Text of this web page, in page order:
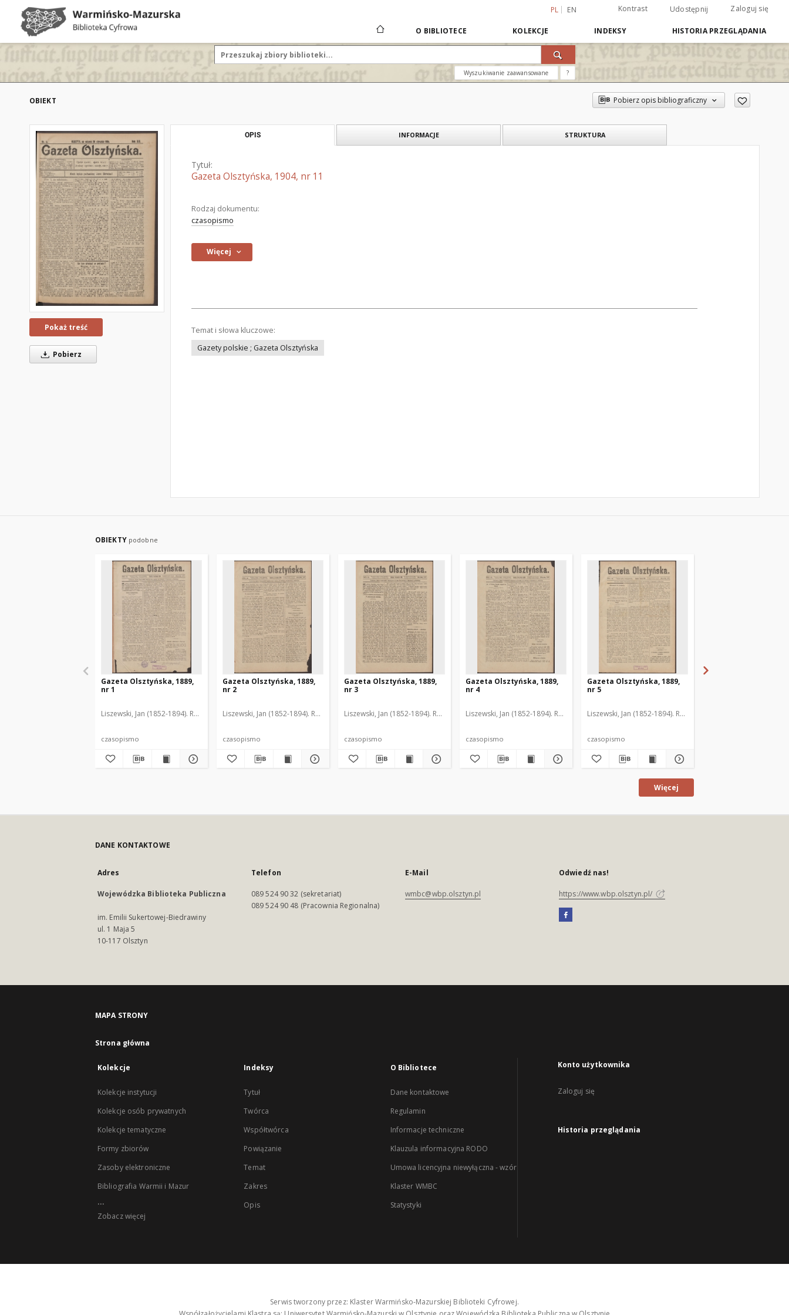
PL EN Kontrast Udostępnij Zaloguj się
O BIBLIOTECE KOLEKCJE INDEKSY HISTORIA PRZEGLĄDANIA
Wyszukiwanie zaawansowane ?
OBIEKT Pobierz opis bibliograficzny
Pokaż treść
Pobierz
OPIS INFORMACJE STRUKTURA
Tytuł:
Gazeta Olsztyńska, 1904, nr 11
Rodzaj dokumentu:
czasopismo
Więcej
Temat i słowa kluczowe:
Gazety polskie ; Gazeta Olsztyńska
OBIEKTY podobne
Gazeta Olsztyńska, 1889,
nr 1
Liszewski, Jan (1852-1894). Red.
czasopismo
Gazeta Olsztyńska, 1889,
nr 2
Liszewski, Jan (1852-1894). Red.
czasopismo
Gazeta Olsztyńska, 1889,
nr 3
Liszewski, Jan (1852-1894). Red.
czasopismo
Gazeta Olsztyńska, 1889,
nr 4
Liszewski, Jan (1852-1894). Red.
czasopismo
Gazeta Olsztyńska, 1889,
nr 5
Liszewski, Jan (1852-1894). Red.
czasopismo
Więcej
DANE KONTAKTOWE
Adres
Wojewódzka Biblioteka Publiczna
im. Emilii Sukertowej-Biedrawiny
ul. 1 Maja 5
10-117 Olsztyn
Telefon
089 524 90 32 (sekretariat)
089 524 90 48 (Pracownia Regionalna)
E-Mail
wmbc@wbp.olsztyn.pl
Odwiedź nas!
https://www.wbp.olsztyn.pl/
MAPA STRONY
Strona główna
Kolekcje
Kolekcje instytucji
Kolekcje osób prywatnych
Kolekcje tematyczne
Formy zbiorów
Zasoby elektroniczne
Bibliografia Warmii i Mazur
...
Zobacz więcej
Indeksy
Tytuł
Twórca
Współtwórca
Powiązanie
Temat
Zakres
Opis
O Bibliotece
Dane kontaktowe
Regulamin
Informacje techniczne
Klauzula informacyjna RODO
Umowa licencyjna niewyłączna - wzór
Klaster WMBC
Statystyki
Konto użytkownika
Zaloguj się
Historia przeglądania
Serwis tworzony przez: Klaster Warmińsko-Mazurskiej Biblioteki Cyfrowej.